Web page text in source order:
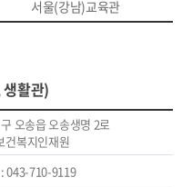
서울(강남)교육관
활관)
오송읍 오송생명 2로
건복지인재원
043-710-9119